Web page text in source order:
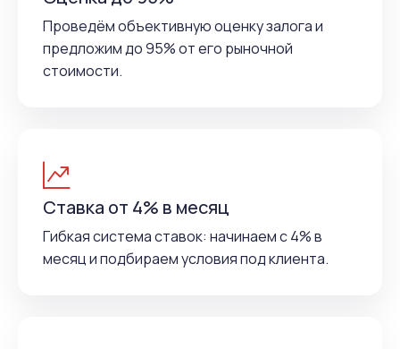
Проведём объективную оценку залога и
предложим до 95% от его рыночной
стоимости.
Ставка от 4% в месяц
Гибкая система ставок: начинаем с 4% в
месяц и подбираем условия под клиента.